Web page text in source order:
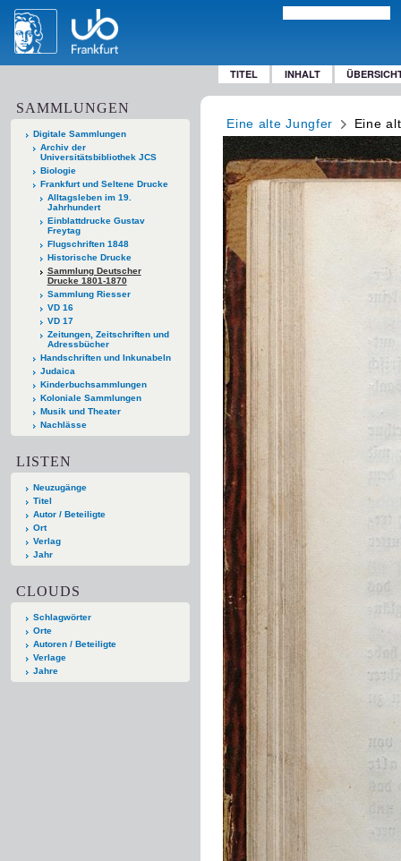
TITEL INHALT
SAMMLUNGEN
Digitale Sammlungen
Archiv der
Universitätsbibliothek JCS
Biologie
Frankfurt und Seltene Drucke
Alltagsleben im 19.
Jahrhundert
Einblattdrucke Gustav
Freytag
Flugschriften 1848
Historische Drucke
Sammlung Deutscher
Drucke 1801-1870
Sammlung Riesser
VD 16
VD 17
Zeitungen, Zeitschriften und
Adressbücher
Handschriften und Inkunabeln
Judaica
Kinderbuchsammlungen
Koloniale Sammlungen
Musik und Theater
Nachlässe
LISTEN
Neuzugänge
Titel
Autor / Beteiligte
Ort
Verlag
Jahr
CLOUDS
Schlagwörter
Orte
Autoren / Beteiligte
Verlage
Jahre
Eine alte Jungfer Eine